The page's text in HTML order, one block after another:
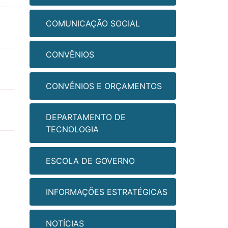
COMUNICAÇÃO SOCIAL
CONVÊNIOS
CONVÊNIOS E ORÇAMENTOS
DEPARTAMENTO DE
TECNOLOGIA
ESCOLA DE GOVERNO
INFORMAÇÕES ESTRATÉGICAS
NOTÍCIAS